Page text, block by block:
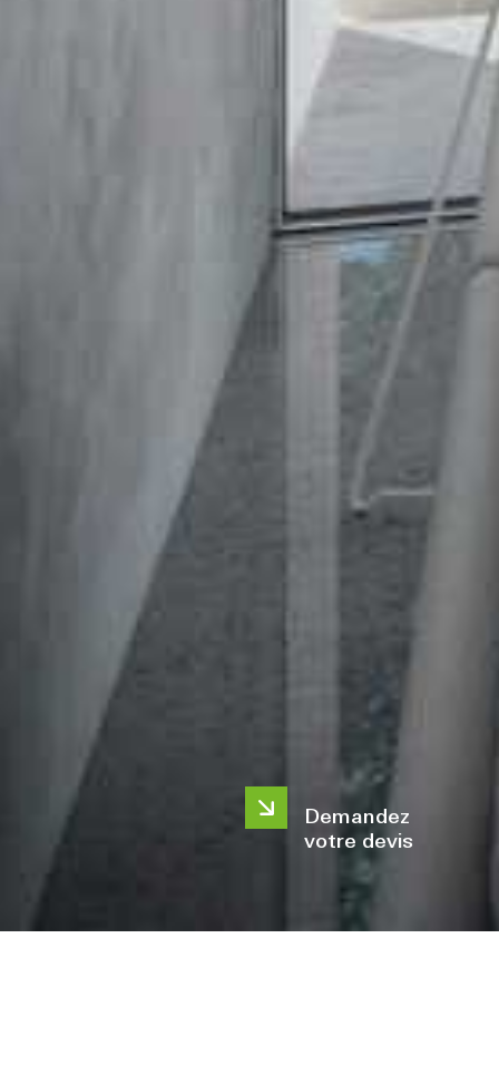
Demandez
votre devis